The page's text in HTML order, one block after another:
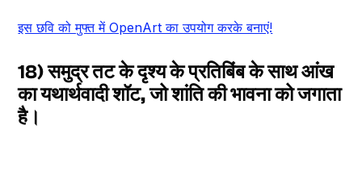
इस छवि को मुफ्त में OpenArt का उपयोग करके बनाएं!
18) समुद्र तट के दृश्य के प्रतिबिंब के साथ आंख
का यथार्थवादी शॉट, जो शांति की भावना को जगाता
है।